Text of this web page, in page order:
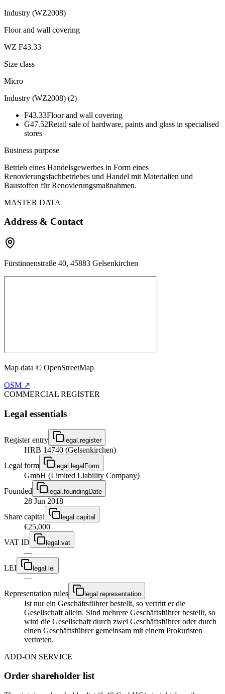
Industry (WZ2008)
Floor and wall covering
WZ F43.33
Size class
Micro
Industry (WZ2008) (2)
F43.33Floor and wall covering
G47.52Retail sale of hardware, paints and glass in specialised
stores
Business purpose
Betrieb eines Handelsgewerbes in Form eines
Renovierungsfachbetriebes und Handel mit Materialien und
Baustoffen für Renovierungsmaßnahmen.
MASTER DATA
Address & Contact
Fürstinnenstraße 40, 45883 Gelsenkirchen
Map data © OpenStreetMap
OSM ↗
COMMERCIAL REGISTER
Legal essentials
Register entry legal.register
HRB 14740 (Gelsenkirchen)
Legal form
legal.legalForm
GmbH (Limited Liability Company)
Founded
legal.foundingDate
28 Jun 2018
Share capital
legal.capital
€25,000
VAT ID
legal.vat
—
LEI
legal.lei
—
Representation rules
legal.representation
Ist nur ein Geschäftsführer bestellt, so vertritt er die
Gesellschaft allein. Sind mehrere Geschäftsführer bestellt, so
wird die Gesellschaft durch zwei Geschäftsführer oder durch
einen Geschäftsführer gemeinsam mit einem Prokuristen
vertreten.
ADD-ON SERVICE
Order shareholder list